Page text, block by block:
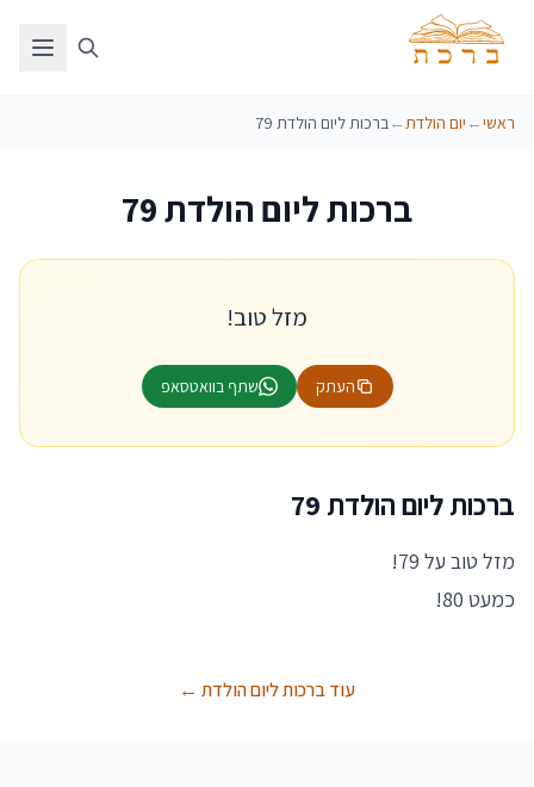
ראשי← יום הולדת←ברכות ליום הולדת 79
ברכות ליום הולדת 79
מזל טוב!
העתק שתף בוואטסאפ
ברכות ליום הולדת 79
מזל טוב על 79!
כמעט 80!
עוד ברכות ליום הולדת ←